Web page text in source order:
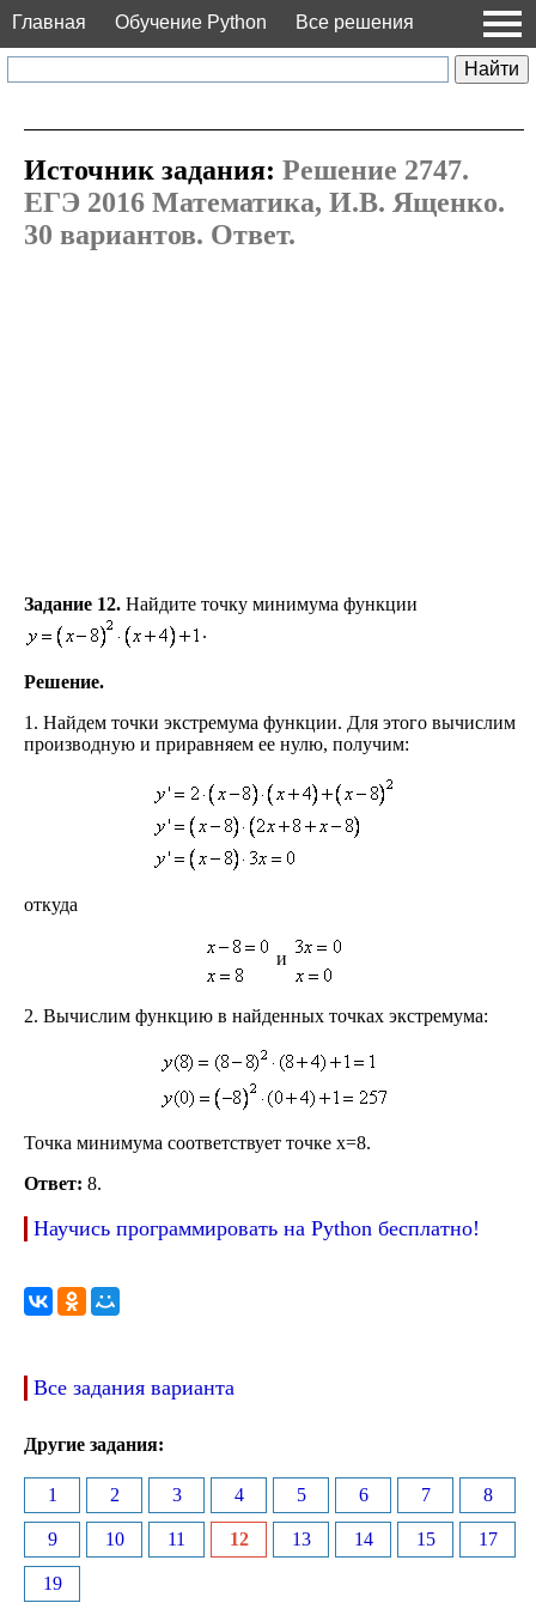
Главная Обучение Python Все решения
Источник задания: Решение 2747.
ЕГЭ 2016 Математика, И.В. Ященко.
30 вариантов. Ответ.
Задание 12. Найдите точку минимума функции
.
Решение.
1. Найдем точки экстремума функции. Для этого вычислим
производную и приравняем ее нулю, получим:
откуда
и
2. Вычислим функцию в найденных точках экстремума:
Точка минимума соответствует точке x=8.
Ответ: 8.
Научись программировать на Python бесплатно!
Все задания варианта
Другие задания:
1 2 3 4 5 6 7 8
9 10 11 12 13 14 15 17
19